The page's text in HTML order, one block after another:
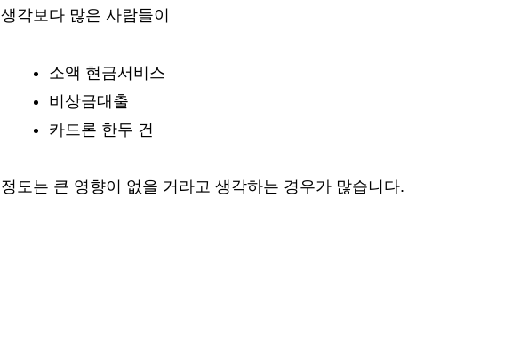
생각보다 많은 사람들이
소액 현금서비스
비상금대출
카드론 한두 건
정도는 큰 영향이 없을 거라고 생각하는 경우가 많습니다.